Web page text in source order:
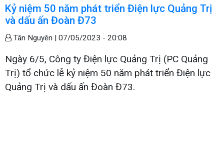
Kỷ niệm 50 năm phát triển Điện lực Quảng Trị
và dấu ấn Đoàn Đ73
Tân Nguyên | 07/05/2023 - 20:08
Ngày 6/5, Công ty Điện lực Quảng Trị (PC Quảng
Trị) tổ chức lễ kỷ niệm 50 năm phát triển Điện lực
Quảng Trị và dấu ấn Đoàn Đ73.